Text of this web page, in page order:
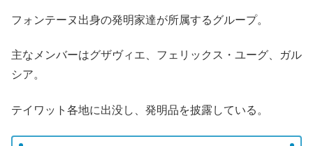
フォンテーヌ出身の発明家達が所属するグループ。
主なメンバーはグザヴィエ、フェリックス・ユーグ、ガル
シア。
テイワット各地に出没し、発明品を披露している。